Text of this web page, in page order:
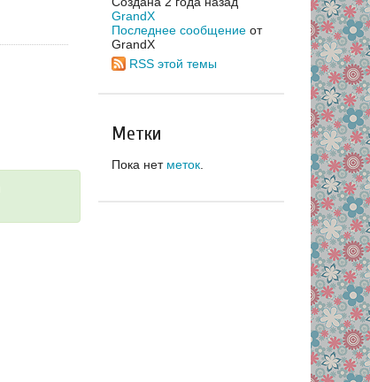
GrandX
Последнее сообщение от
GrandX
RSS этой темы
Метки
Пока нет меток